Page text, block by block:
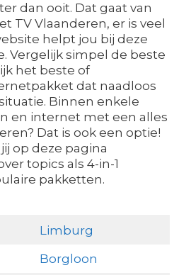
dan ooit. Dat gaat van
TV Vlaanderen, er is veel
helpt jou bij deze
Vergelijk simpel de beste
het beste of
dat naadloos
Binnen enkele
en internet met een alles
Dat is ook een optie!
op deze pagina
topics als 4-in-1
pakketten.
Limburg
Borgloon